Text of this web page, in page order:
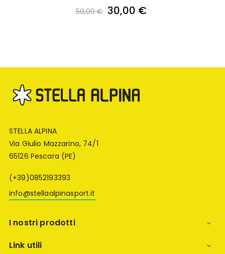
50,00 € 30,00 €
STELLA ALPINA
Via Giulio Mazzarino, 74/1
65126 Pescara (PE)
(+39)0852193393
info@stellaalpinasport.it
I nostri prodotti 
Link utili 